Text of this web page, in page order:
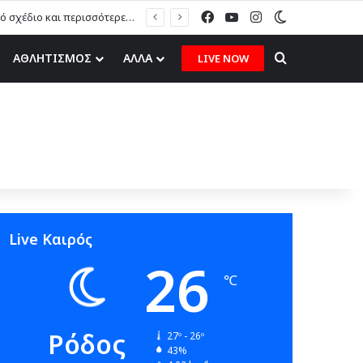
Μ. Πόκκιας στον topfm: «Θα τους υποδεχτούμε με δάφνες και πικροδάφνες» –Η ειρωνική “υποδοχή” στον υβριδικό σταθμό (ηχητικό) FacebookYouTubeInstagram
ΑΘΛΗΤΙΣΜΟΣ ΑΛΛΑ LIVE NOW Search for
Live Καιρός
Ρόδος
26 ℃
27º - 26º
43%